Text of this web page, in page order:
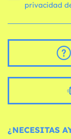
privacidad
¿NECESITAS